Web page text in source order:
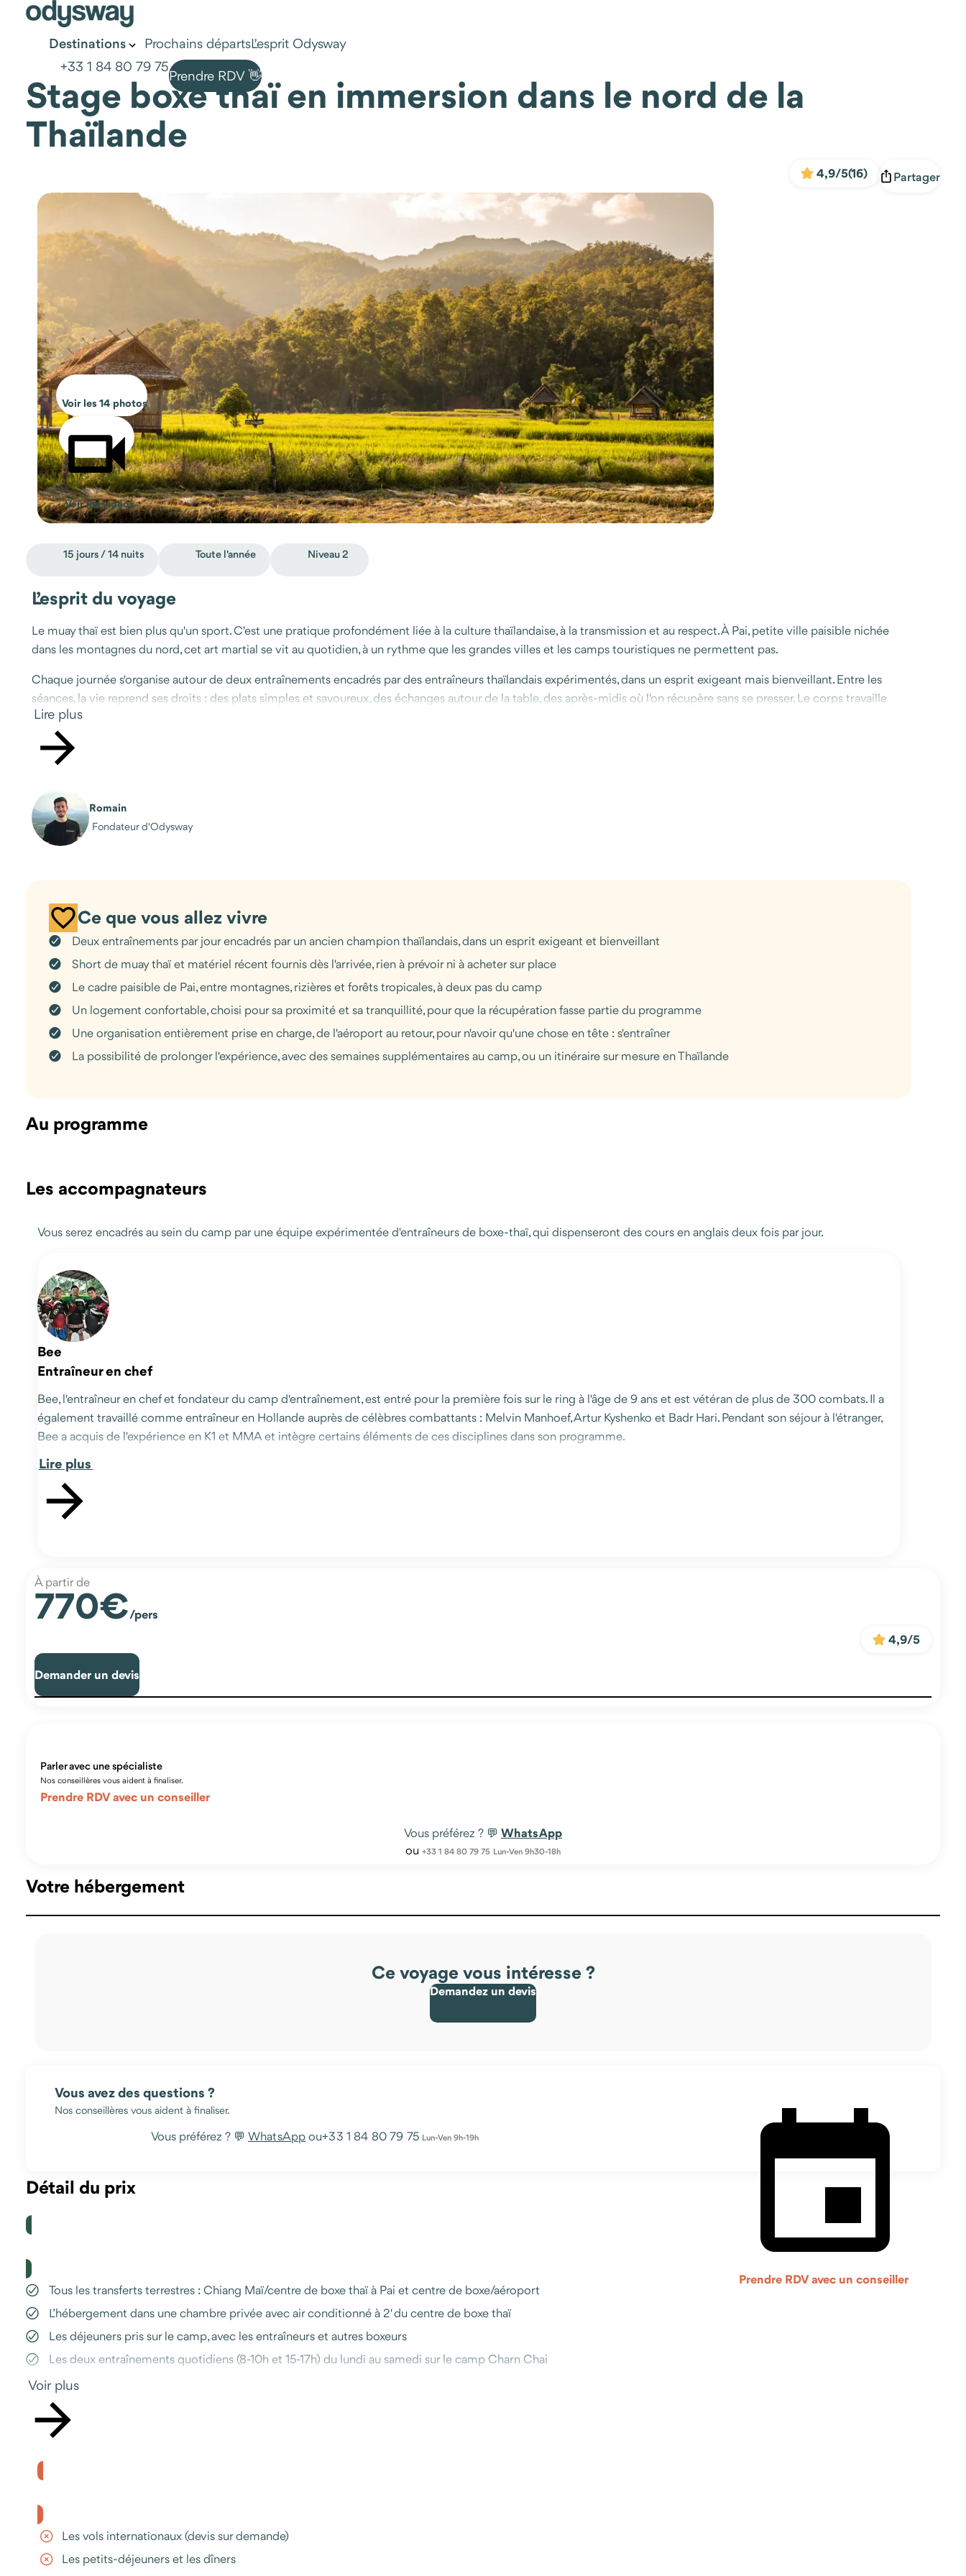
Destinations Prochains départsL'esprit Odysway
+33 1 84 80 79 75Prendre RDV 👋
Stage boxe thaï en immersion dans le nord de la
Thaïlande
4,9/5(16) Partager
Voir les 14 photos
Voir les vidéos
15 jours / 14 nuits Toute l'année Niveau 2
L’esprit du voyage
Le muay thaï est bien plus qu'un sport. C'est une pratique profondément liée à la culture thaïlandaise, à la transmission et au respect. À Pai, petite ville paisible nichée
dans les montagnes du nord, cet art martial se vit au quotidien, à un rythme que les grandes villes et les camps touristiques ne permettent pas.
Chaque journée s'organise autour de deux entraînements encadrés par des entraîneurs thaïlandais expérimentés, dans un esprit exigeant mais bienveillant. Entre les
séances, la vie reprend ses droits : des plats simples et savoureux, des échanges autour de la table, des après-midis où l'on récupère sans se presser. Le corps travaille
dur, mais il apprend aussi à se reposer.
Pai offre exactement ce cadre-là. Une ville calme, entourée de rizières et de collines, où l'on mange bien, où l'on dort bien, et où rien ne vous pousse à aller plus vite que
nécessaire. Ce séjour s'adresse autant à celles et ceux qui viennent pour progresser techniquement qu'à ceux qui souhaitent comprendre ce que le muay thaï raconte
Lire plus
Romain
Fondateur d'Odysway
Ce que vous allez vivre
Deux entraînements par jour encadrés par un ancien champion thaïlandais, dans un esprit exigeant et bienveillant
Short de muay thaï et matériel récent fournis dès l'arrivée, rien à prévoir ni à acheter sur place
Le cadre paisible de Pai, entre montagnes, rizières et forêts tropicales, à deux pas du camp
Un logement confortable, choisi pour sa proximité et sa tranquillité, pour que la récupération fasse partie du programme
Une organisation entièrement prise en charge, de l'aéroport au retour, pour n'avoir qu'une chose en tête : s'entraîner
La possibilité de prolonger l'expérience, avec des semaines supplémentaires au camp, ou un itinéraire sur mesure en Thaïlande
Au programme
Les accompagnateurs
Vous serez encadrés au sein du camp par une équipe expérimentée d'entraîneurs de boxe-thaï, qui dispenseront des cours en anglais deux fois par jour.
Bee
Entraîneur en chef
Bee, l'entraîneur en chef et fondateur du camp d'entraînement, est entré pour la première fois sur le ring à l'âge de 9 ans et est vétéran de plus de 300 combats. Il a
également travaillé comme entraîneur en Hollande auprès de célèbres combattants : Melvin Manhoef, Artur Kyshenko et Badr Hari. Pendant son séjour à l'étranger,
Bee a acquis de l'expérience en K1 et MMA et intègre certains éléments de ces disciplines dans son programme.
À partir de
770€/pers
4,9/5
Demander un devis
Parler avec une spécialiste
Nos conseillères vous aident à finaliser.
Prendre RDV avec un conseiller
Vous préférez ? 💬 WhatsApp
ou +33 1 84 80 79 75 Lun-Ven 9h30-18h
Votre hébergement
Ce voyage vous intéresse ?
Demandez un devis
Vous avez des questions ?
Nos conseillères vous aident à finaliser.
Vous préférez ? 💬 WhatsAppou+33 1 84 80 79 75 Lun-Ven 9h-19h
Prendre RDV avec un conseiller
Détail du prix
Tous les transferts terrestres : Chiang Maï/centre de boxe thaï à Pai et centre de boxe/aéroport
L’hébergement dans une chambre privée avec air conditionné à 2' du centre de boxe thaï
Les déjeuners pris sur le camp, avec les entraîneurs et autres boxeurs
Les deux entraînements quotidiens (8-10h et 15-17h) du lundi au samedi sur le camp Charn Chai
La location du matériel de boxe en état neuf
Le short de Muay thaï inclus dans le prix du séjour
L'accès libre à la salle de sport avec de nombreux équipements (altère, barre de traction, banc de musculation, tapis, cordes à sauter)
Voir plus
Les vols internationaux (devis sur demande)
Les petits-déjeuners et les dîners